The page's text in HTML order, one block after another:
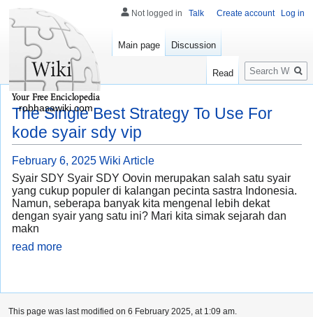
The Single Best Strategy To Use For
kode syair sdy vip
February 6, 2025 Wiki Article
Syair SDY Syair SDY Oovin merupakan salah satu syair
yang cukup populer di kalangan pecinta sastra Indonesia.
Namun, seberapa banyak kita mengenal lebih dekat
dengan syair yang satu ini? Mari kita simak sejarah dan
makn
read more
Not logged in Talk Create account Log in
Main page Discussion
Read
Search
robhasawiki.com
This page was last modified on 6 February 2025, at 1:09 am.